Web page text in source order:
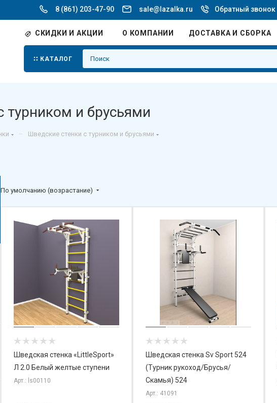
8 (861) 203-47-90 sale@lazalka.ru Обратный звонок
СКИДКИ И АКЦИИ О КОМПАНИИ ДОСТАВКА И СБОРКА
КАТАЛОГ
турником и брусьями
– Шведские стенки с турником и брусьями
По умолчанию (возрастание)
Шведская стенка «LittleSport»
Л 2.0 Белый желтые ступени
Арт.: ls00110
Шведская стенка Sv Sport 524
(Турник рукоход/Брусья/
Скамья) 524
Арт.: 41091